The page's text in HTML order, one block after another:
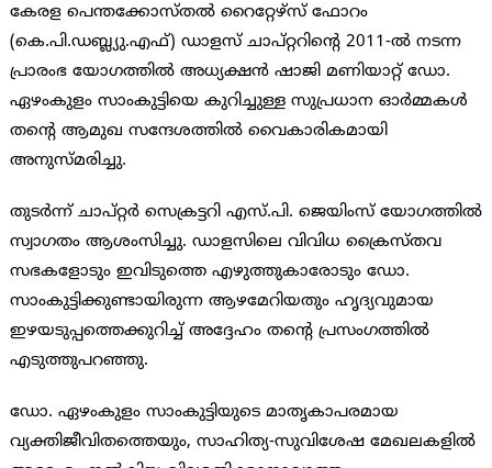
കേരള പെന്തക്കോസ്തൽ റൈറ്റേഴ്സ് ഫോറം
(കെ.പി.ഡബ്ല്യു.എഫ്) ഡാളസ് ചാപ്റ്ററിന്റെ 2011-ൽ നടന്ന
പ്രാരംഭ യോഗത്തിൽ അധ്യക്ഷൻ ഷാജി മണിയാറ്റ് ഡോ.
ഏഴംകുളം സാംകുട്ടിയെ കുറിച്ചുള്ള സുപ്രധാന ഓർമ്മകൾ
തന്റെ ആമുഖ സന്ദേശത്തിൽ വൈകാരികമായി
അനുസ്മരിച്ചു.
തുടർന്ന് ചാപ്റ്റർ സെക്രട്ടറി എസ്.പി. ജെയിംസ് യോഗത്തിൽ
സ്വാഗതം ആശംസിച്ചു. ഡാളസിലെ വിവിധ ക്രൈസ്തവ
സഭകളോടും ഇവിടുത്തെ എഴുത്തുകാരോടും ഡോ.
സാംകുട്ടിക്കുണ്ടായിരുന്ന ആഴമേറിയതും ഹൃദ്യവുമായ
ഇഴയടുപ്പത്തെക്കുറിച്ച് അദ്ദേഹം തന്റെ പ്രസംഗത്തിൽ
എടുത്തുപറഞ്ഞു.
ഡോ. ഏഴംകുളം സാംകുട്ടിയുടെ മാതൃകാപരമായ
വ്യക്തിജീവിതത്തെയും, സാഹിത്യ-സുവിശേഷ മേഖലകളിൽ